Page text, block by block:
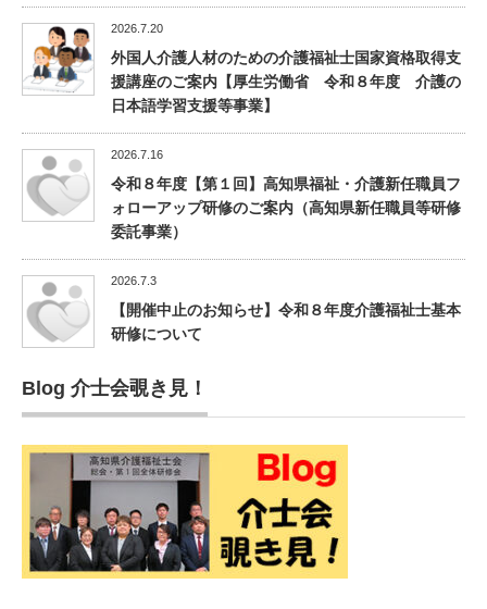
2026.7.20
外国人介護人材のための介護福祉士国家資格取得支
援講座のご案内【厚生労働省 令和８年度 介護の
日本語学習支援等事業】
2026.7.16
令和８年度【第１回】高知県福祉・介護新任職員フ
ォローアップ研修のご案内（高知県新任職員等研修
委託事業）
2026.7.3
【開催中止のお知らせ】令和８年度介護福祉士基本
研修について
Blog 介士会覗き見！